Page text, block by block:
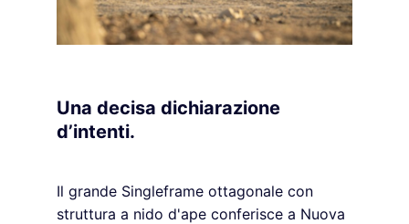
Una decisa dichiarazione
d’intenti.
Il grande Singleframe ottagonale con
struttura a nido d'ape conferisce a Nuova